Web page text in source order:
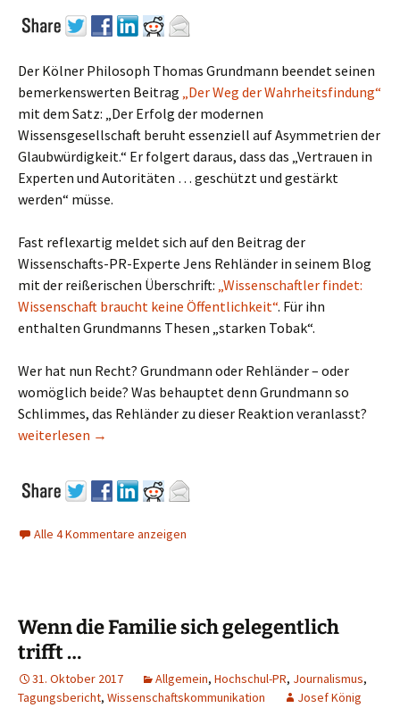
Der Kölner Philosoph Thomas Grundmann beendet seinen
bemerkenswerten Beitrag „Der Weg der Wahrheitsfindung“
mit dem Satz: „Der Erfolg der modernen
Wissensgesellschaft beruht essenziell auf Asymmetrien der
Glaubwürdigkeit.“ Er folgert daraus, dass das „Vertrauen in
Experten und Autoritäten … geschützt und gestärkt
werden“ müsse.
Fast reflexartig meldet sich auf den Beitrag der
Wissenschafts-PR-Experte Jens Rehländer in seinem Blog
mit der reißerischen Überschrift: „Wissenschaftler findet:
Wissenschaft braucht keine Öffentlichkeit“. Für ihn
enthalten Grundmanns Thesen „starken Tobak“.
Wer hat nun Recht? Grundmann oder Rehländer – oder
womöglich beide? Was behauptet denn Grundmann so
Schlimmes, das Rehländer zu dieser Reaktion veranlasst?
Wissenschaft braucht das Grundvertrauen von Laien
weiterlesen →
Alle 4 Kommentare anzeigen
Wenn die Familie sich gelegentlich
trifft …
31. Oktober 2017 Allgemein, Hochschul-PR, Journalismus,
Tagungsbericht, Wissenschaftskommunikation Josef König